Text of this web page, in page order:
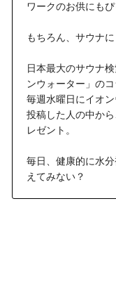
ワークのお供にもぴ
もちろん、サウナに
日本最大のサウナ
ンウォーター」の
毎週水曜日にイオ
投稿した人の中か
レゼント。
毎日、健康的に水
えてみない？